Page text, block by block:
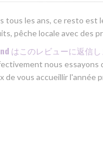
tous les ans, ce resto est
pêche locale avec des
はこのレビューに返信し
nous
de vous accueillir